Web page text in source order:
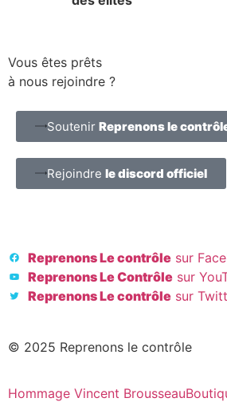
Vous êtes prêts
à nous rejoindre ?
Soutenir Reprenons le
Rejoindre le discord officiel
Reprenons Le contrôle sur
Reprenons Le Contrôle sur
Reprenons Le contrôle sur
© 2025 Reprenons le contrôle
Hommage Vincent Brousseau